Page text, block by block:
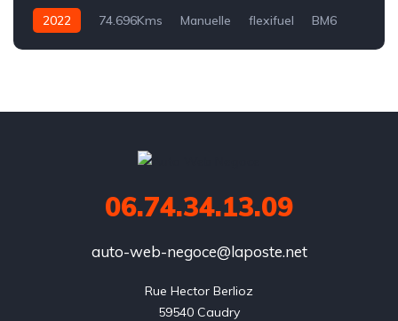
2022 74.696Kms Manuelle flexifuel BM6
06.74.34.13.09
auto-web-negoce@laposte.net
Rue Hector Berlioz
59540 Caudry